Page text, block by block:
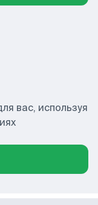
вас, используя